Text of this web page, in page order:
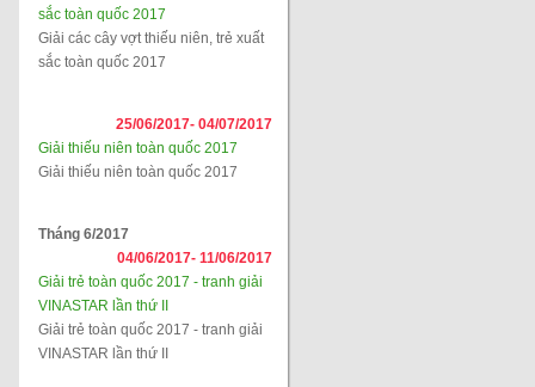
sắc toàn quốc 2017
Giải các cây vợt thiếu niên, trẻ xuất
sắc toàn quốc 2017
25/06/2017- 04/07/2017
Giải thiếu niên toàn quốc 2017
Giải thiếu niên toàn quốc 2017
Tháng 6/2017
04/06/2017- 11/06/2017
Giải trẻ toàn quốc 2017 - tranh giải
VINASTAR lần thứ II
Giải trẻ toàn quốc 2017 - tranh giải
VINASTAR lần thứ II